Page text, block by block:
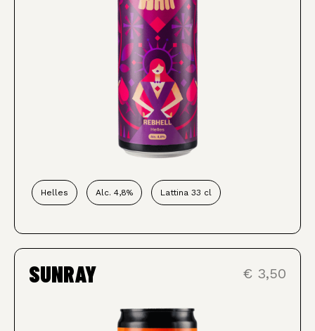
Helles Alc. 4,8% Lattina 33 cl
SUNRAY € 3,50